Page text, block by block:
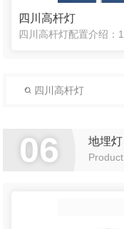
四川高杆灯
四川高杆灯
06 地埋灯
Product